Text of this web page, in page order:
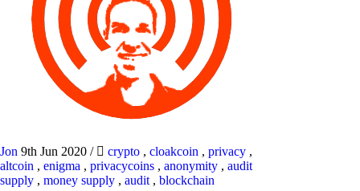
Jon 9th Jun 2020 / crypto , cloakcoin , privacy ,
altcoin , enigma , privacycoins , anonymity , audit
supply , money supply , audit , blockchain